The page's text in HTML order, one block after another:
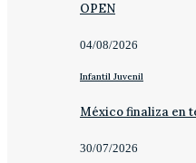
OPEN
04/08/2026
Infantil Juvenil
México finaliza en
30/07/2026